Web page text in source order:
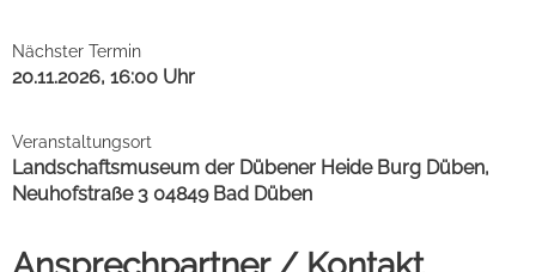
Nächster Termin
20.11.2026, 16:00 Uhr
Veranstaltungsort
Landschaftsmuseum der Dübener Heide Burg Düben,
Neuhofstraße 3 04849 Bad Düben